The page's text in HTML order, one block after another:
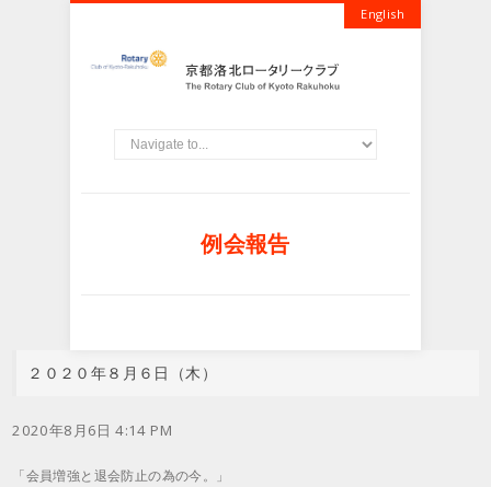
English
例会報告
２０２０年８月６日（木）
2020年8月6日 4:14 PM
「会員増強と退会防止の為の今。」